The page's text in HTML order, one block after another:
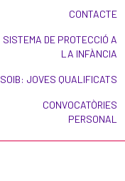
CONTACTE
SISTEMA DE PROTECCIÓ A
LA INFÀNCIA
SOIB: JOVES QUALIFICATS
CONVOCATÒRIES
PERSONAL